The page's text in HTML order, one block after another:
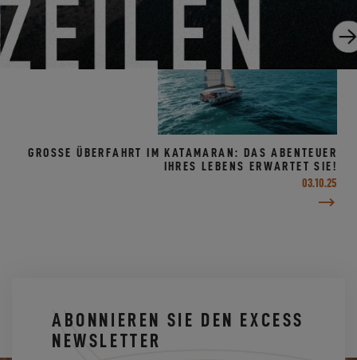
GROSSE ÜBERFAHRT IM KATAMARAN: DAS ABENTEUER I
HRES LEBENS ERWARTET SIE!
03.10.25
ABONNIEREN SIE DEN EXCESS
NEWSLETTER